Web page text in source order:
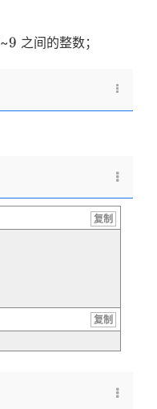
~9
9 之间的整数；
复制
复制